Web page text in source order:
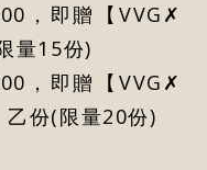
，即贈【VVG✗
量15份)
，即贈【VVG✗
乙份(限量20份)